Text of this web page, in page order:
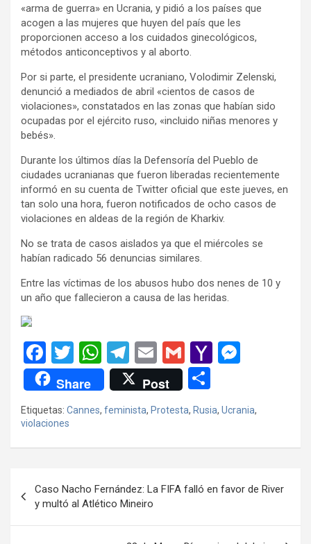
«arma de guerra» en Ucrania, y pidió a los países que
acogen a las mujeres que huyen del país que les
proporcionen acceso a los cuidados ginecológicos,
métodos anticonceptivos y al aborto.
Por si parte, el presidente ucraniano, Volodimir Zelenski,
denunció a mediados de abril «cientos de casos de
violaciones», constatados en las zonas que habían sido
ocupadas por el ejército ruso, «incluido niñas menores y
bebés».
Durante los últimos días la Defensoría del Pueblo de
ciudades ucranianas que fueron liberadas recientemente
informó en su cuenta de Twitter oficial que este jueves, en
tan solo una hora, fueron notificados de ocho casos de
violaciones en aldeas de la región de Kharkiv.
No se trata de casos aislados ya que el miércoles se
habían radicado 56 denuncias similares.
Entre las víctimas de los abusos hubo dos nenes de 10 y
un año que fallecieron a causa de las heridas.
F
a
ce
b
o
k
T
wi
tt
er
W
h
at
s
A
p
T
el
e
gr
a
E
m
ail
G
m
ail
Y
o
o
ail
n
g
Share Post
o
m
p
tir
Etiquetas: Cannes, feminista, Protesta, Rusia, Ucrania,
violaciones
de
entradas
Caso Nacho Fernández: La FIFA falló en favor de River
y multó al Atlético Mineiro